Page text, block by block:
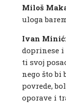
Miloš
uloga
Ivan
doprinese
ti svoj
nego što bi
povrede,
oporave i